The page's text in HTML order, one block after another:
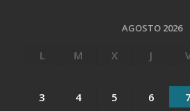
AGOSTO 2026
L M X J
3
4 5 6 7